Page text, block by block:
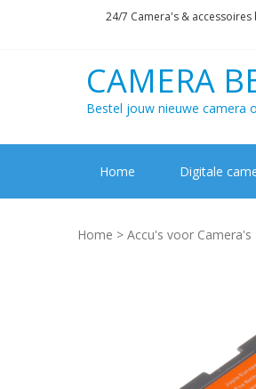
24/7 Camera's & accessoires
CAMERA
Bestel jouw nieuwe camera
Home Digitale
Home > Accu's voor Camera's